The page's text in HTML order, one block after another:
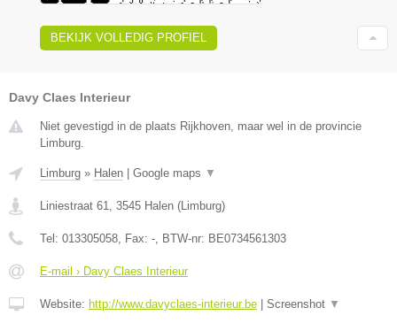
BEKIJK VOLLEDIG PROFIEL
Davy Claes Interieur
Niet gevestigd in de plaats Rijkhoven, maar wel in de provincie
Limburg.
Limburg » Halen | Google maps ▼
Liniestraat 61 3545 Halen (Limburg)
Tel: 013305058 , Fax: - , BTW-nr: BE0734561303
E-mail › Davy Claes Interieur
Website: http://www.davyclaes-interieur.be | Screenshot ▼